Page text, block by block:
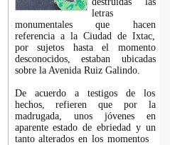
letras
monumentales que hacen
referencia a la Ciudad de Ixtac,
por sujetos hasta el momento
desconocidos, estaban ubicadas
sobre la Avenida Ruiz Galindo.
De acuerdo a testigos de los
hechos, refieren que por la
madrugada, unos jóvenes en
aparente estado de ebriedad y un
tanto alterados en los momentos